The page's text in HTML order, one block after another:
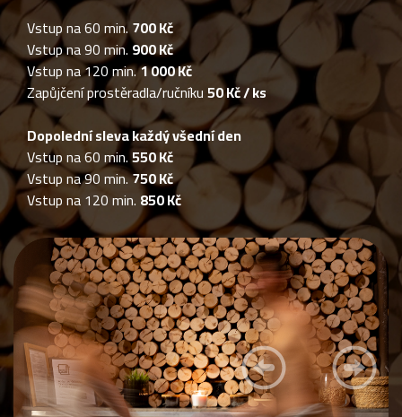
Vstup na 60 min.700 Kč
Vstup na 90 min. 900 Kč
Vstup na 120 min.1 000 Kč
Zapůjčení prostěradla/ručníku50 Kč / ks
Dopolední sleva každý všední den
Vstup na 60 min.550 Kč
Vstup na 90 min.750 Kč
Vstup na 120 min. 850 Kč